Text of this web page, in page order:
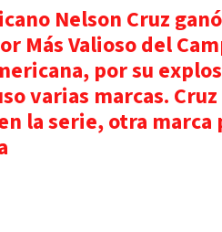
Nelson Cruz
Más Valioso del
por su
varias marcas.
la serie, otra marca